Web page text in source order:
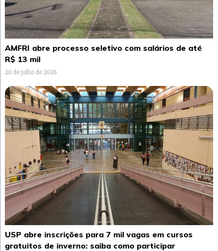
AMFRI abre processo seletivo com salários de até
R$ 13 mil
20 de julho de 2026
USP abre inscrições para 7 mil vagas em cursos
gratuitos de inverno: saiba como participar